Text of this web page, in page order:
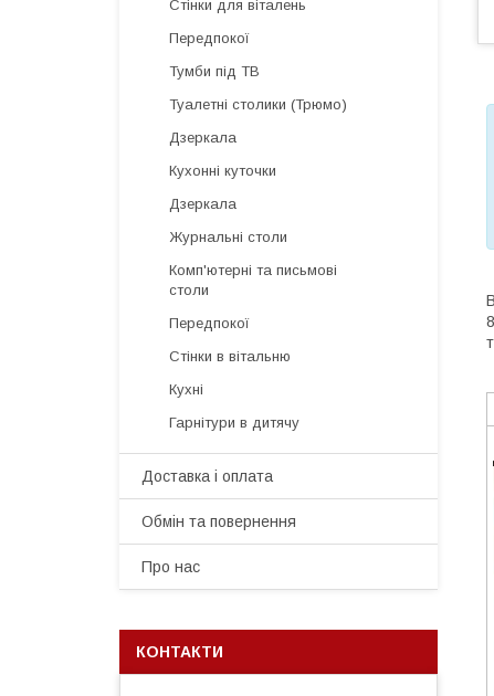
Стінки для віталень
Передпокої
Тумби під ТВ
Туалетні столики (Трюмо)
Дзеркала
Кухонні куточки
Дзеркала
Журнальні столи
Комп'ютерні та письмові
столи
Передпокої
Стінки в вітальню
Кухні
Гарнітури в дитячу
Доставка і оплата
Обмін та повернення
Про нас
КОНТАКТИ